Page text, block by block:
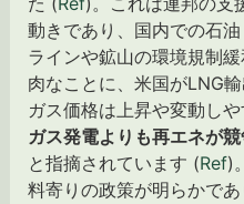
動きであり、国内での石
ラインや鉱山の環境規制
肉なことに、米国がLNG
ガス価格は上昇や変動し
ガス発電よりも再エネが
と指摘されています (Ref)
料寄りの政策が明らかで